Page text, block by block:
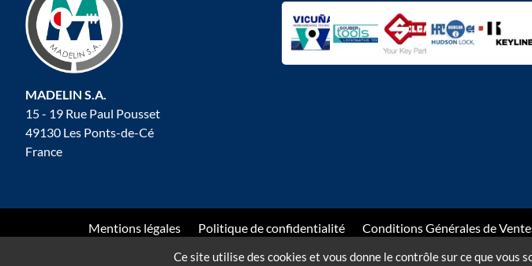
Ce site utilise des cookies et vous donne le contrôle sur ce que vous
MADELIN S.A.
15 - 19 Rue Paul Pousset
49130 Les Ponts-de-Cé
France
Mentions légales Politique de confidentialité Conditions Générales de